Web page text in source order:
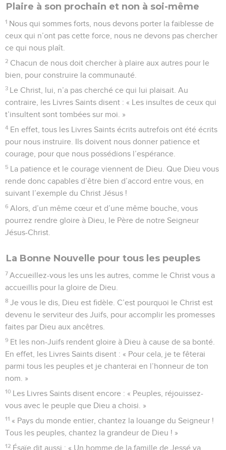
Plaire à son prochain et non à soi-même
1 Nous qui sommes forts, nous devons porter la faiblesse de
ceux qui n’ont pas cette force, nous ne devons pas chercher
ce qui nous plaît.
2 Chacun de nous doit chercher à plaire aux autres pour le
bien, pour construire la communauté.
3 Le Christ, lui, n’a pas cherché ce qui lui plaisait. Au
contraire, les Livres Saints disent : « Les insultes de ceux qui
t’insultent sont tombées sur moi. »
4 En effet, tous les Livres Saints écrits autrefois ont été écrits
pour nous instruire. Ils doivent nous donner patience et
courage, pour que nous possédions l’espérance.
5 La patience et le courage viennent de Dieu. Que Dieu vous
rende donc capables d’être bien d’accord entre vous, en
suivant l’exemple du Christ Jésus !
6 Alors, d’un même cœur et d’une même bouche, vous
pourrez rendre gloire à Dieu, le Père de notre Seigneur
Jésus-Christ.
La Bonne Nouvelle pour tous les peuples
7 Accueillez-vous les uns les autres, comme le Christ vous a
accueillis pour la gloire de Dieu.
8 Je vous le dis, Dieu est fidèle. C’est pourquoi le Christ est
devenu le serviteur des Juifs, pour accomplir les promesses
faites par Dieu aux ancêtres.
9 Et les non-Juifs rendent gloire à Dieu à cause de sa bonté.
En effet, les Livres Saints disent : « Pour cela, je te fêterai
parmi tous les peuples et je chanterai en l’honneur de ton
nom. »
10 Les Livres Saints disent encore : « Peuples, réjouissez-
vous avec le peuple que Dieu a choisi. »
11 « Pays du monde entier, chantez la louange du Seigneur !
Tous les peuples, chantez la grandeur de Dieu ! »
12 Ésaïe dit aussi : « Un homme de la famille de Jessé va